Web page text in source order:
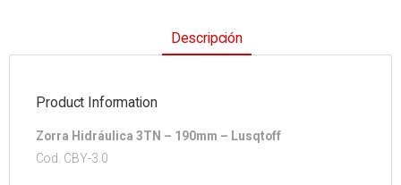
Descripción
Product Information
Zorra Hidráulica 3TN – 190mm – Lusqtoff
Cod. CBY-3.0